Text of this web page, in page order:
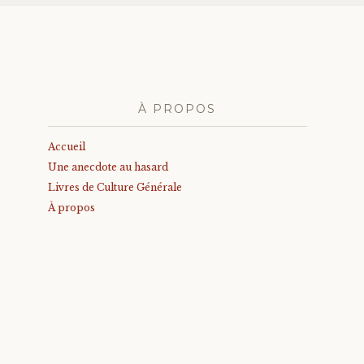
À PROPOS
Accueil
Une anecdote au hasard
Livres de Culture Générale
À propos